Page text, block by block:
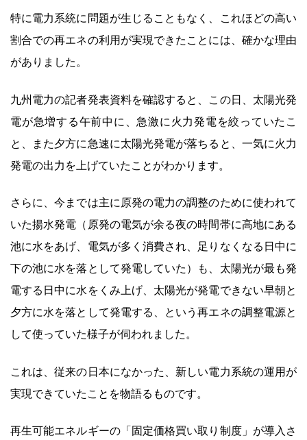
特に電力系統に問題が生じることもなく、これほどの高い
割合での再エネの利用が実現できたことには、確かな理由
がありました。
九州電力の記者発表資料を確認すると、この日、太陽光発
電が急増する午前中に、急激に火力発電を絞っていたこ
と、また夕方に急速に太陽光発電が落ちると、一気に火力
発電の出力を上げていたことがわかります。
さらに、今までは主に原発の電力の調整のために使われて
いた揚水発電（原発の電気が余る夜の時間帯に高地にある
池に水をあげ、電気が多く消費され、足りなくなる日中に
下の池に水を落として発電していた）も、太陽光が最も発
電する日中に水をくみ上げ、太陽光が発電できない早朝と
夕方に水を落として発電する、という再エネの調整電源と
して使っていた様子が伺われました。
これは、従来の日本になかった、新しい電力系統の運用が
実現できていたことを物語るものです。
再生可能エネルギーの「固定価格買い取り制度」が導入さ